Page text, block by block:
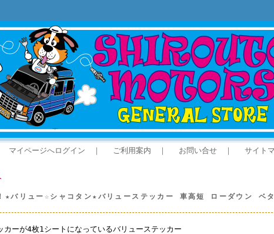
マイページへログイン ｜ ご利用案内 ｜ お問い合せ ｜ サイト
★バリュー☆シャコタン★バリューステッカー 車高短 ローダウン ベ
ーが4枚1シートになっているバリューステッカー